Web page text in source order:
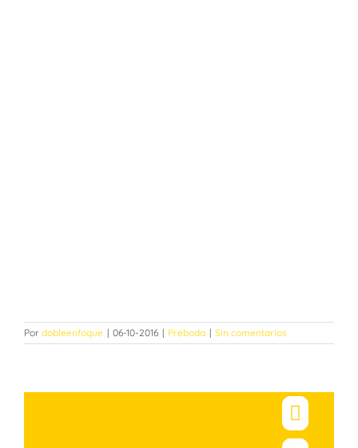
Por dobleenfoque | 06-10-2016 | Preboda | Sin comentarios